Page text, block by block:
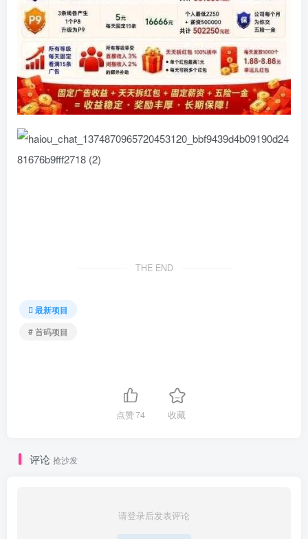
THE END
最新项目
# 首码项目
点赞74 收藏
评论 抢沙发
请登录后发表评论